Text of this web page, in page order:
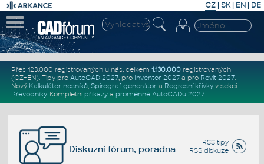
CZ | SK| EN | DE
Přes 123.000 registrovaných u nás, celkem 1.130.000registrovaných
(CZ+EN). Tipy pro AutoCAD 2027, pro Inventor 2027a pro Revit 2027.
Nový Kalkulátor nosníků, Spirograf generátor a Regresní křivkyv sekci
Převodníky. Kompletní příkazya proměnné AutoCADu 2027.
RSS tipy
RSS diskuze
Diskuzní fórum, poradna